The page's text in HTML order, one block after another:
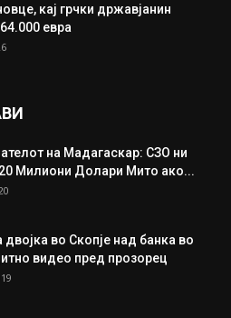
кај грчки државјанин
евра
на Мадагаскар: СЗО ни
Милиони Долари Мито ако...
во Скопје над банка во
видео пред прозорец